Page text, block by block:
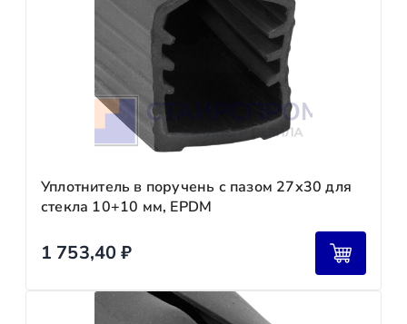
Уплотнитель в поручень с пазом 27х30 для
стекла 10+10 мм, EPDM
1 753,40₽